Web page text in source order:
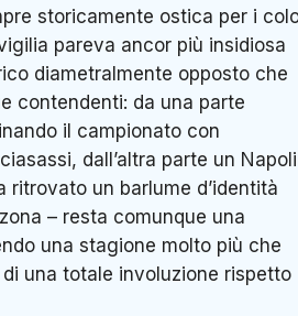
storicamente ostica per i
pareva ancor più insidiosa
diametralmente opposto che
contendenti: da una parte
il campionato con
dall’altra parte un Napoli
ritrovato un barlume d’identità
– resta comunque una
una stagione molto più che
una totale involuzione rispetto